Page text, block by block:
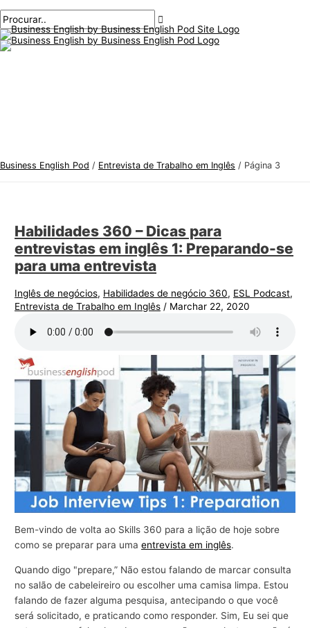
para
o
conteúdo
principal
Business English Pod / Entrevista de Trabalho em Inglês / Página 3
Habilidades 360 – Dicas para
entrevistas em inglês 1: Preparando-se
para uma entrevista
Inglês de negócios, Habilidades de negócio 360, ESL Podcast,
Entrevista de Trabalho em Inglês / Marchar 22, 2020
Bem-vindo de volta ao Skills 360 para a lição de hoje sobre
como se preparar para umaentrevista em inglês.
Quando digo "prepare,” Não estou falando de marcar consulta
no salão de cabeleireiro ou escolher uma camisa limpa. Estou
falando de fazer alguma pesquisa, antecipando o que você
será solicitado, e praticando como responder. Sim, Eu sei que
paginação
T
ó
p
ê
s
p
a
n
e
i
o
s
P
r
o